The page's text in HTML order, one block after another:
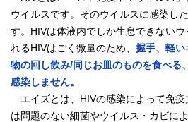
ウイルスです。そのウイルスに感染し
す。HIVは体液内でしか生息できない
れるHIVはごく微量のため、 握手、軽い
物の回し飲み/同じお皿のものを食べる
感染しません。
エイズとは、HIVの感染によって免疫
は問題のない細菌やウイルス・カビに